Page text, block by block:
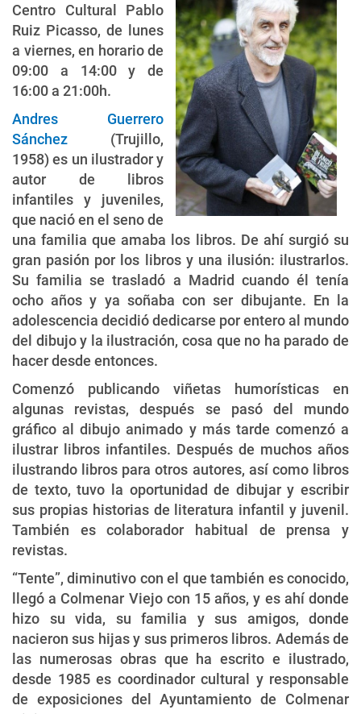
Centro Cultural Pablo
Ruiz Picasso, de lunes
a viernes, en horario de
09:00 a 14:00 y de
16:00 a 21:00h.
Andres Guerrero
Sánchez (Trujillo,
1958) es un ilustrador y
autor de libros
infantiles y juveniles,
que nació en el seno de
una familia que amaba los libros. De ahí surgió su
gran pasión por los libros y una ilusión: ilustrarlos.
Su familia se trasladó a Madrid cuando él tenía
ocho años y ya soñaba con ser dibujante. En la
adolescencia decidió dedicarse por entero al mundo
del dibujo y la ilustración, cosa que no ha parado de
hacer desde entonces.
Comenzó publicando viñetas humorísticas en
algunas revistas, después se pasó del mundo
gráfico al dibujo animado y más tarde comenzó a
ilustrar libros infantiles. Después de muchos años
ilustrando libros para otros autores, así como libros
de texto, tuvo la oportunidad de dibujar y escribir
sus propias historias de literatura infantil y juvenil.
También es colaborador habitual de prensa y
revistas.
“Tente”, diminutivo con el que también es conocido,
llegó a Colmenar Viejo con 15 años, y es ahí donde
hizo su vida, su familia y sus amigos, donde
nacieron sus hijas y sus primeros libros. Además de
las numerosas obras que ha escrito e ilustrado,
desde 1985 es coordinador cultural y responsable
de exposiciones del Ayuntamiento de Colmenar